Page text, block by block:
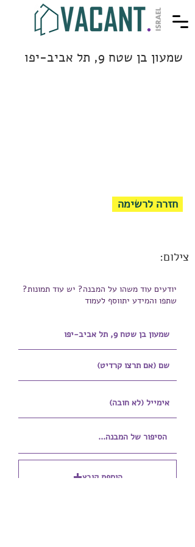
שמעון בן שטח 9, תל אביב-יפו
חזרה לרשימה
צילום:
יודעים עוד משהו על המבנה? יש עוד תמונות?
שתפו והמידע יתווסף לעמוד
הוספת קובץ